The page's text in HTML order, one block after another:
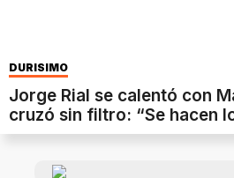
DURÍSIMO
Jorge Rial se calentó con
cruzó sin filtro: “Se hacen